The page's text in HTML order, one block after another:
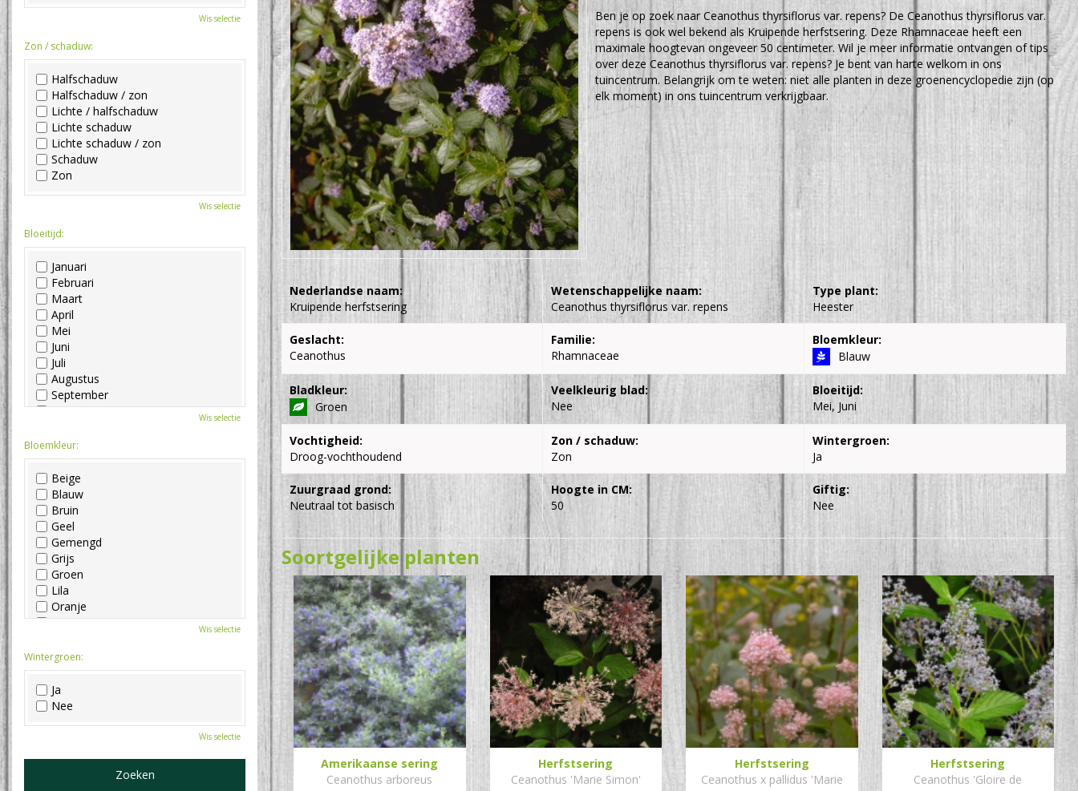
Ben je op zoek naar Ceanothus thyrsiflorus var. repens? De Ceanothus thyrsiflorus var.
repens is ook wel bekend als Kruipende herfstsering. Deze Rhamnaceae heeft een
maximale hoogtevan ongeveer 50 centimeter. Wil je meer informatie ontvangen of tips
over deze Ceanothus thyrsiflorus var. repens? Je bent van harte welkom in ons
tuincentrum. Belangrijk om te weten: niet alle planten in deze groenencyclopedie zijn (op
elk moment) in ons tuincentrum verkrijgbaar.
Nederlandse naam:
Kruipende herfstsering
Wetenschappelijke naam:
Ceanothus thyrsiflorus var. repens
Type plant:
Heester
Geslacht:
Ceanothus
Familie:
Rhamnaceae
Bloemkleur:
Blauw
Bladkleur:
Groen
Veelkleurig blad:
Nee
Bloeitijd:
Mei, Juni
Vochtigheid:
Droog-vochthoudend
Zon / schaduw:
Zon
Wintergroen:
Ja
Zuurgraad grond:
Neutraal tot basisch
Hoogte in CM:
50
Giftig:
Nee
Soortgelijke planten
Amerikaanse sering
Ceanothus arboreus
Herfstsering
Ceanothus 'Marie Simon'
Herfstsering
Ceanothus x pallidus 'Marie
Herfstsering
Ceanothus 'Gloire de
Wis selectie
Zon / schaduw:
Halfschaduw
Halfschaduw / zon
Lichte / halfschaduw
Lichte schaduw
Lichte schaduw / zon
Schaduw
Zon
Wis selectie
Bloeitijd:
Januari
Februari
Maart
April
Mei
Juni
Juli
Augustus
September
Oktober
December
Wis selectie
Bloemkleur:
Beige
Blauw
Bruin
Geel
Gemengd
Grijs
Groen
Lila
Oranje
Paars
Roze
Wit
Zwart
Wis selectie
Wintergroen:
Ja
Nee
Wis selectie